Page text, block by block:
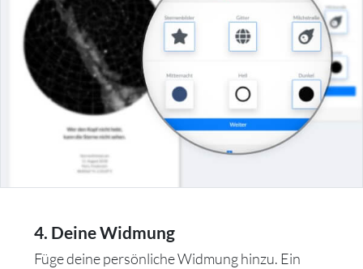
4. Deine Widmung
Füge deine persönliche Widmung hinzu. Ein